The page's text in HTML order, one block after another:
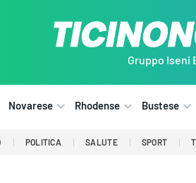
Gruppo Iseni
Novarese Rhodense Bustese
POLITICA SALUTE SPORT